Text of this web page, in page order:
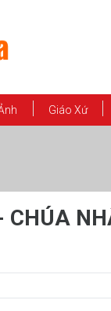
Giáo Xứ
CHÚA